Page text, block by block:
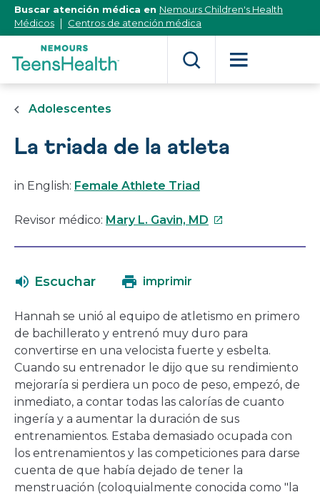
[Skip
Content]
Buscar atención médica en Nemours Children's Health
Médicos
Centros de atención médica
Adolescentes
La triada de la atleta
in English: Female Athlete Triad
Revisor médico: Mary L. Gavin, MD Este
nueva
ventana
Escuchar imprimir
Hannah se unió al equipo de atletismo en primero
de bachillerato y entrenó muy duro para
convertirse en una velocista fuerte y esbelta.
Cuando su entrenador le dijo que su rendimiento
mejoraría si perdiera un poco de peso, empezó, de
inmediato, a contar todas las calorías de cuanto
ingería y a aumentar la duración de sus
entrenamientos. Estaba demasiado ocupada con
los entrenamientos y las competiciones para darse
cuenta de que había dejado de tener la
menstruación (coloquialmente conocida como "la